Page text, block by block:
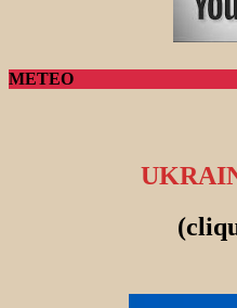
METEO